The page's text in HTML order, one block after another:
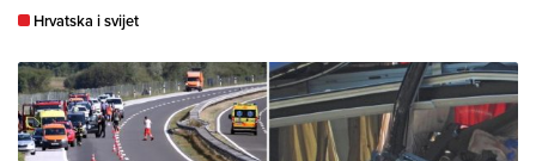
Hrvatska i svijet